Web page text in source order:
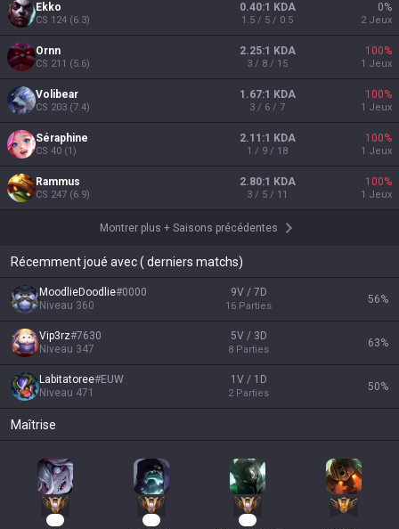
Ekko
CS 124 (6.3)
0.40:1 KDA
1.5 / 5 / 0.5
0%
2 Jeux
Ornn
CS 211 (5.6)
2.25:1 KDA
3 / 8 / 15
100%
1 Jeux
Volibear
CS 203 (7.4)
1.67:1 KDA
3 / 6 / 7
100%
1 Jeux
Séraphine
CS 40 (1)
2.11:1 KDA
1 / 9 / 18
100%
1 Jeux
Rammus
CS 247 (6.9)
2.80:1 KDA
3 / 5 / 11
100%
1 Jeux
Montrer plus + Saisons précédentes
Récemment joué avec ( derniers matchs)
MoodlieDoodlie#0000
Niveau 360
9V / 7D
16 Parties
56%
Vip3rz#7630
Niveau 347
5V / 3D
8 Parties
63%
Labitatoree#EUW
Niveau 471
1V / 1D
2 Parties
50%
Maîtrise